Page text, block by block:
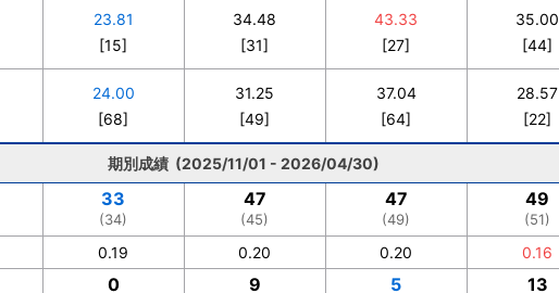
23.81
[15]
34.48
[31]
43.33
[27]
35.00
[44]
24.00
[68]
31.25
[49]
37.04
[64]
28.57
[22]
期別成績 (2025/11/01 - 2026/04/30)
33
(34)
47
(45)
47
(49)
49
(51)
0.19 0.20 0.20 0.16
0 9 5 13